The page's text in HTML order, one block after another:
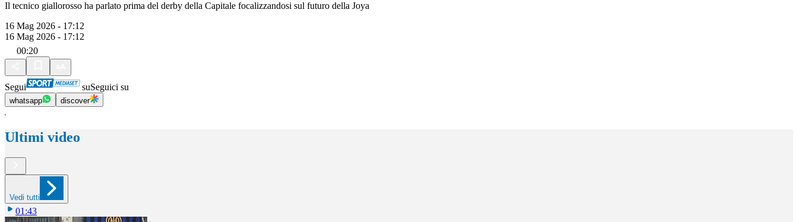
Il tecnico giallorosso ha parlato prima del derby della Capitale focalizzandosi sul futuro della Joya
16 Mag 2026 - 17:12
16 Mag 2026 - 17:12
00:20
Segui suSeguici su
whatsapp discover
Ultimi video
Vedi tutti
01:43